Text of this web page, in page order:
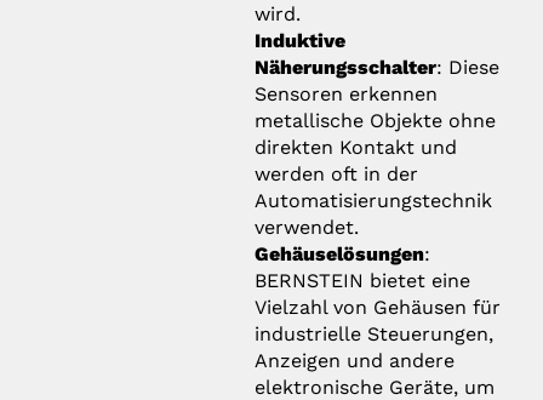
wird.
Induktive
Näherungsschalter: Diese
Sensoren erkennen
metallische Objekte ohne
direkten Kontakt und
werden oft in der
Automatisierungstechnik
verwendet.
Gehäuselösungen:
BERNSTEIN bietet eine
Vielzahl von Gehäusen für
industrielle Steuerungen,
Anzeigen und andere
elektronische Geräte, um